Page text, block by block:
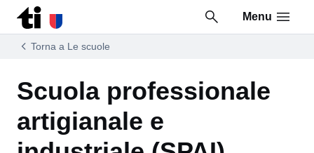
Vai al contenuto della pagina
Vai al piè di pagina
Menu
Torna a Le scuole
Scuola professionale
artigianale e